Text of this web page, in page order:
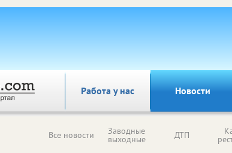
Работа у нас Новости
Все новости Заводные
выходные ДТП